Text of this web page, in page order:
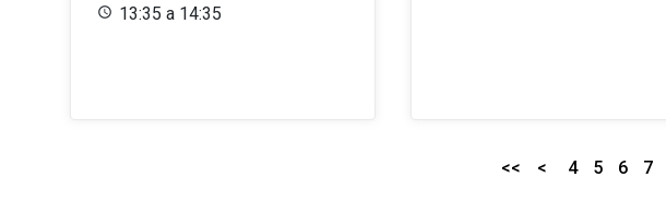
13:35 a 14:35
<< < 4 5 6 7